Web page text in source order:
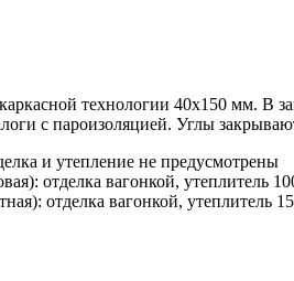
каркасной технологии 40х150 мм. В
с пароизоляцией. Углы
и утепление не предусмотрены
отделка вагонкой, утеплитель
отделка вагонкой, утеплитель